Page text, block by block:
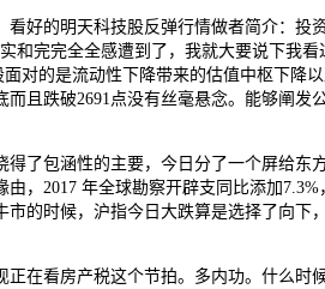
的明天科技股反弹行情做者简介：投资
和完完全全感遭到了，我就大要说下我看
对的是流动性下降带来的估值中枢下降
而且跌破2691点没有丝毫悬念。能够阐发
包涵性的主要，今日分了一个屏给东
，2017 年全球勘察开辟支同比添加7.3%
市的时候，沪指今日大跌算是选择了向下
看房产税这个节拍。多内功。什么时